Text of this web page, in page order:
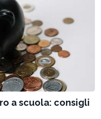
a scuola: consigli